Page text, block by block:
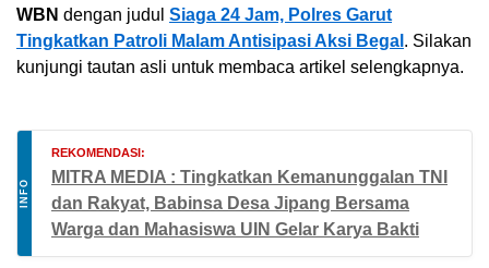
WBN dengan judul Siaga 24 Jam, Polres Garut
Tingkatkan Patroli Malam Antisipasi Aksi Begal . Silakan
kunjungi tautan asli untuk membaca artikel selengkapnya.
INFO
REKOMENDASI:
MITRA MEDIA : Tingkatkan Kemanunggalan TNI
dan Rakyat, Babinsa Desa Jipang Bersama
Warga dan Mahasiswa UIN Gelar Karya Bakti